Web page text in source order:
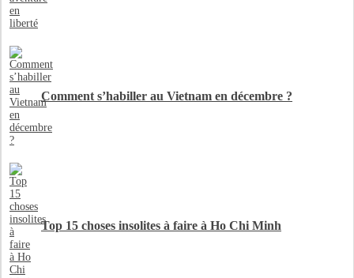
Comment s’habiller au Vietnam en décembre ?
Top 15 choses insolites à faire à Ho Chi Minh